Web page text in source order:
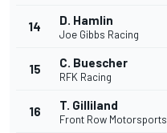
14 D. Hamlin
Joe Gibbs Racing
15 C. Buescher
RFK Racing
16 T. Gilliland
Front Row Motorsports